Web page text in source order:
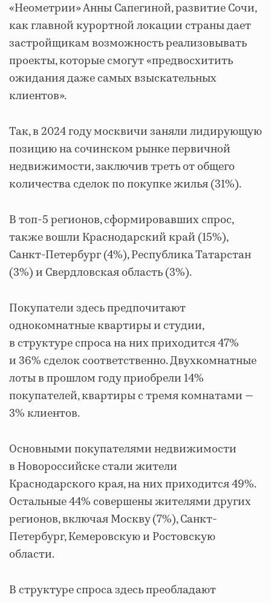
«Неометрии» Анны Сапегиной, развитие Сочи,
как главной курортной локации страны дает
застройщикам возможность реализовывать
проекты, которые смогут «предвосхитить
ожидания даже самых взыскательных
клиентов».
Так, в 2024 году москвичи заняли лидирующую
позицию на сочинском рынке первичной
недвижимости, заключив треть от общего
количества сделок по покупке жилья (31%).
В топ-5 регионов, сформировавших спрос,
также вошли Краснодарский край (15%),
Санкт-Петербург (4%), Республика Татарстан
(3%) и Свердловская область (3%).
Покупатели здесь предпочитают
однокомнатные квартиры и студии,
в структуре спроса на них приходится 47%
и 36% сделок соответственно. Двухкомнатные
лоты в прошлом году приобрели 14%
покупателей, квартиры с тремя комнатами —
3% клиентов.
Основными покупателями недвижимости
в Новороссийске стали жители
Краснодарского края, на них приходится 49%.
Остальные 44% совершены жителями других
регионов, включая Москву (7%), Санкт-
Петербург, Кемеровскую и Ростовскую
области.
В структуре спроса здесь преобладают